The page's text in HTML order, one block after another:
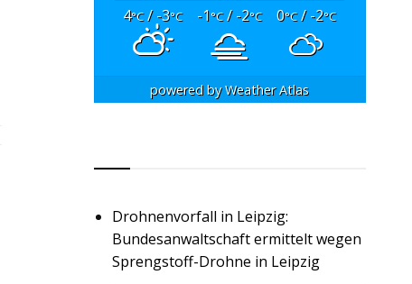
4°C/ -3°C -1°C/ -2°C 0°C/ -2°C
powered byWeather Atlas
Drohnenvorfall in Leipzig:
Bundesanwaltschaft ermittelt wegen
Sprengstoff-Drohne in Leipzig